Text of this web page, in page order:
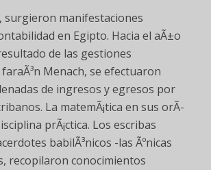
surgieron manifestaciones
en Egipto. Hacia el aÃ±o
de las gestiones
faraÃ³n Menach, se efectuaron
de ingresos y egresos por
La matemÃ¡tica en sus orÃ­
prÃ¡ctica. Los escribas
babilÃ³nicos -las Ãºnicas
recopilaron conocimientos